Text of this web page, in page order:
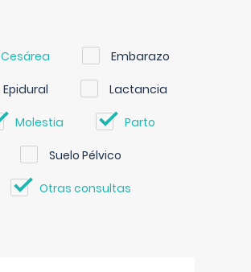
Cesárea Embarazo
Epidural Lactancia
Molestia Parto
Suelo Pélvico
Otras consultas